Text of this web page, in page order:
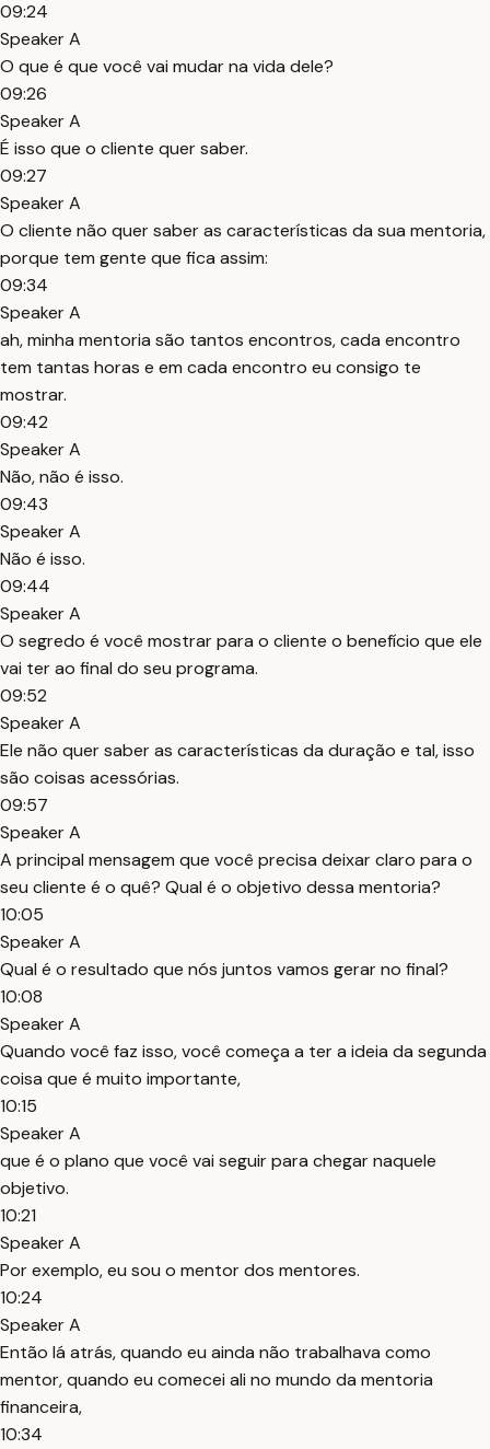
09:24
Speaker A
O que é que você vai mudar na vida dele?
09:26
Speaker A
É isso que o cliente quer saber.
09:27
Speaker A
O cliente não quer saber as características da sua mentoria,
porque tem gente que fica assim:
09:34
Speaker A
ah, minha mentoria são tantos encontros, cada encontro
tem tantas horas e em cada encontro eu consigo te
mostrar.
09:42
Speaker A
Não, não é isso.
09:43
Speaker A
Não é isso.
09:44
Speaker A
O segredo é você mostrar para o cliente o benefício que ele
vai ter ao final do seu programa.
09:52
Speaker A
Ele não quer saber as características da duração e tal, isso
são coisas acessórias.
09:57
Speaker A
A principal mensagem que você precisa deixar claro para o
seu cliente é o quê? Qual é o objetivo dessa mentoria?
10:05
Speaker A
Qual é o resultado que nós juntos vamos gerar no final?
10:08
Speaker A
Quando você faz isso, você começa a ter a ideia da segunda
coisa que é muito importante,
10:15
Speaker A
que é o plano que você vai seguir para chegar naquele
objetivo.
10:21
Speaker A
Por exemplo, eu sou o mentor dos mentores.
10:24
Speaker A
Então lá atrás, quando eu ainda não trabalhava como
mentor, quando eu comecei ali no mundo da mentoria
financeira,
10:34